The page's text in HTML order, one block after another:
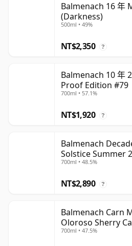
Balmenach 16 年
(Darkness)
500ml • 49%
NT$2,350 ?
Balmenach 10 年
Proof Edition #79
700ml • 57.1%
NT$1,920 ?
Balmenach
Solstice Summer
700ml • 48.5%
NT$2,890 ?
Balmenach Carn
Oloroso Sherry
700ml • 47.5%